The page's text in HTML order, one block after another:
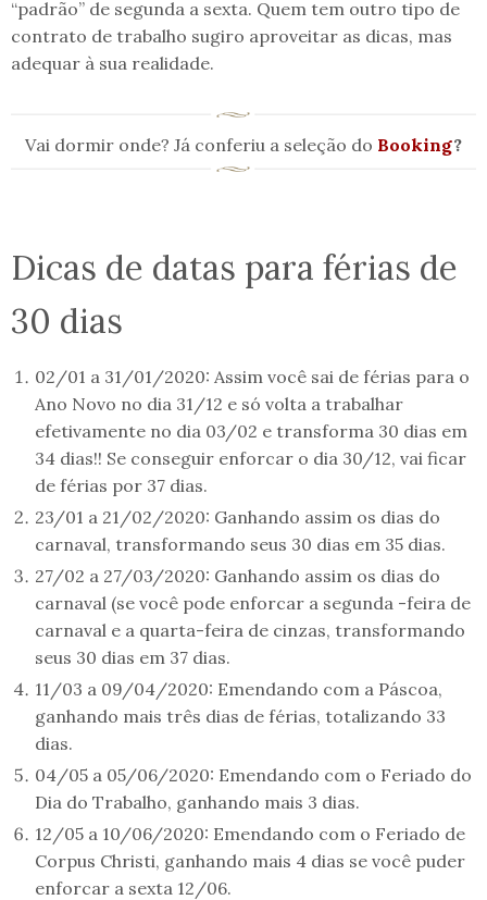
“padrão” de segunda a sexta. Quem tem outro tipo de
contrato de trabalho sugiro aproveitar as dicas, mas
adequar à sua realidade.
Vai dormir onde? Já conferiu a seleção do Booking?
Dicas de datas para férias de
30 dias
02/01 a 31/01/2020: Assim você sai de férias para o
Ano Novo no dia 31/12 e só volta a trabalhar
efetivamente no dia 03/02 e transforma 30 dias em
34 dias!! Se conseguir enforcar o dia 30/12, vai ficar
de férias por 37 dias.
23/01 a 21/02/2020: Ganhando assim os dias do
carnaval, transformando seus 30 dias em 35 dias.
27/02 a 27/03/2020: Ganhando assim os dias do
carnaval (se você pode enforcar a segunda -feira de
carnaval e a quarta-feira de cinzas, transformando
seus 30 dias em 37 dias.
11/03 a 09/04/2020: Emendando com a Páscoa,
ganhando mais três dias de férias, totalizando 33
dias.
04/05 a 05/06/2020: Emendando com o Feriado do
Dia do Trabalho, ganhando mais 3 dias.
12/05 a 10/06/2020: Emendando com o Feriado de
Corpus Christi, ganhando mais 4 dias se você puder
enforcar a sexta 12/06.